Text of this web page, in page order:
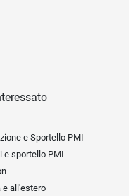
e Sportello PMI
e sportello PMI
all'estero